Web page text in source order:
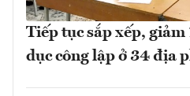
Tiếp tục sắp xếp, giảm
dục công lập ở 34 địa